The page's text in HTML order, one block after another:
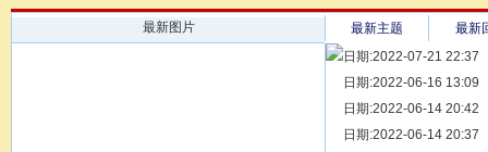
最新图片 最新主题
最新
日期:2022-07-21 22:37
[ 宗亲新闻 ] 同为宗亲，
日期:2022-06-16 13:09
[ 族谱知识 ] 漫话辈份
日期:2022-06-14 20:42
[ 族谱知识 ] 修族谱的用
日期:2022-06-14 20:37